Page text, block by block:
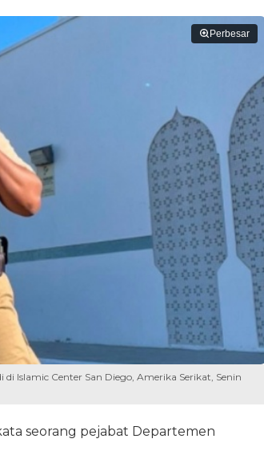
Perbesar
Islamic Center San Diego, Amerika Serikat, Senin
seorang pejabat Departemen